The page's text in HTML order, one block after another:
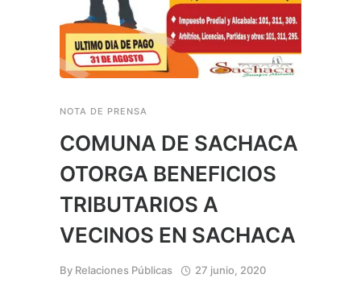
NOTA DE PRENSA
COMUNA DE SACHACA
OTORGA BENEFICIOS
TRIBUTARIOS A
VECINOS EN SACHACA
By Relaciones Públicas 27 junio, 2020